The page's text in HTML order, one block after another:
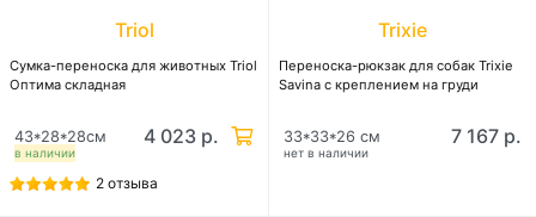
Triol
Сумка-переноска для животных Triol
Оптима складная
в наличии
43*28*28см 4 023 р.
2 отзыва
Trixie
Переноска-рюкзак для собак Trixie
Savina с креплением на груди
нет в наличии
33*33*26 см 7 167 р.